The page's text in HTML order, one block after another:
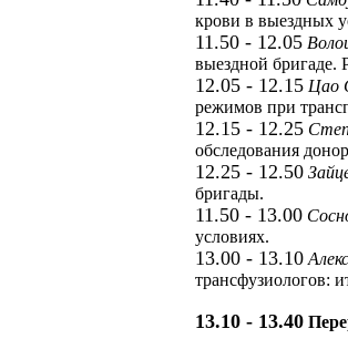
крови в выездных
11.50 - 12.05
выездной бригаде.
12.05 - 12.15Цао
режимов при
12.15 - 12.25
обследования
12.25 - 12.50
бригады.
11.50 - 13.00
условиях.
13.00 - 13.10
трансфузиологов:
13.10 - 13.40